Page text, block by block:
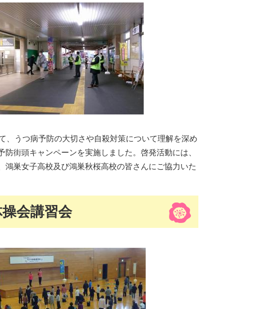
、うつ病予防の大切さや自殺対策について理解を深め
街頭キャンペーンを実施しました。啓発活動には、
巣女子高校及び鴻巣秋桜高校の皆さんにご協力いた
会講習会